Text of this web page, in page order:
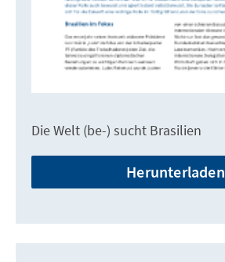
Die Welt (be-) sucht Brasilien
Herunterladen